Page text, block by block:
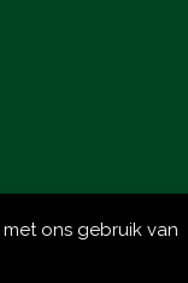
ons gebruik van